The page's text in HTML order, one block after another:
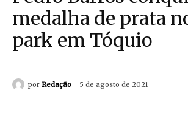
medalha de prata
park em Tóquio
por Redação 5 de agosto de 2021